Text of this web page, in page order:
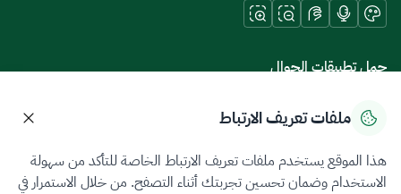
حمل تطبيقات الجوال
سياسة الخصوصيةشروط الاستخدامخريطة الموقع
ملفات تعريف الارتباط
هذا الموقع يستخدم ملفات تعريف الارتباط الخاصة للتأكد من سهولة
الاستخدام وضمان تحسين تجربتك أثناء التصفح. من خلال الاستمرار في